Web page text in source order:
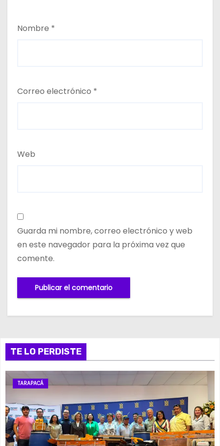
Nombre *
Correo electrónico *
Web
Guarda mi nombre, correo electrónico y web
en este navegador para la próxima vez que
comente.
TE LO PERDISTE
TARAPACÁ